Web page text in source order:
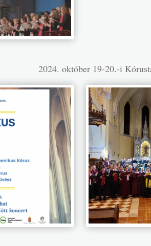
2024. október 19-20.-i